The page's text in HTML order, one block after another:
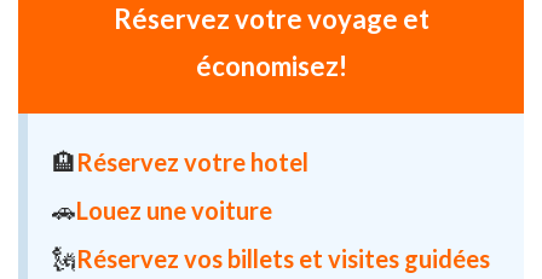
Réservez votre voyage et
économisez!
🏨Réservez votre hotel
🚗Louez une voiture
🗽Réservez vos billets et visites guidées